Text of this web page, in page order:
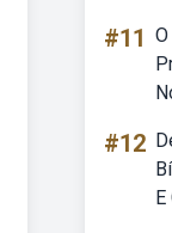
#11
#12
E